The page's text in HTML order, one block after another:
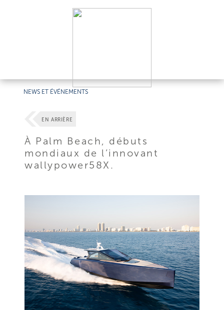
NEWS ET ÉVÉNEMENTS
EN ARRIÈRE
À Palm Beach, débuts
mondiaux de l’innovant
wallypower58X.